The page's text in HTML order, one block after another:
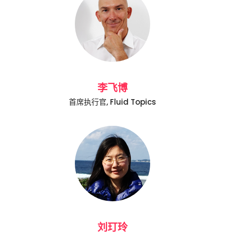
李飞博
首席执行官, Fluid Topics
刘玎玲